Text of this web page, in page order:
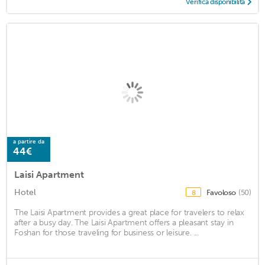
a partire da
44€
Laisi Apartment
Hotel 8 Favoloso (50)
The Laisi Apartment provides a great place for travelers to relax
after a busy day. The Laisi Apartment offers a pleasant stay in
Foshan for those traveling for business or leisure. ...